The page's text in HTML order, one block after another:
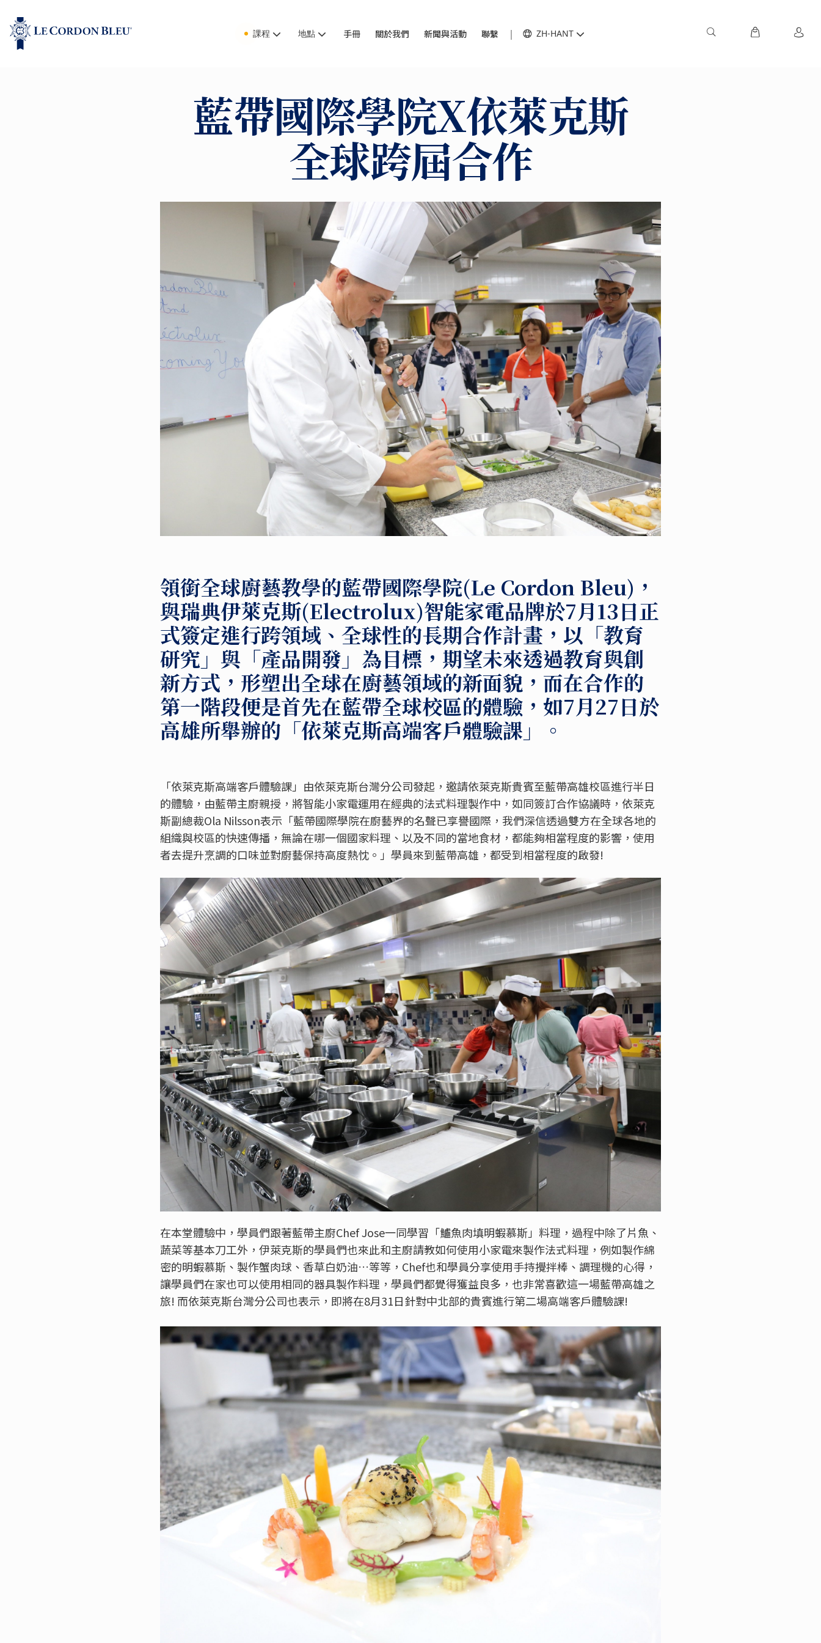
課程 地點 手冊 關於我們 新聞與活動 聯繫 ZH-HANT
藍帶國際學院X依萊克斯
全球跨屆合作
領銜全球廚藝教學的藍帶國際學院(Le Cordon Bleu)，
與瑞典伊萊克斯(Electrolux)智能家電品牌於7月13日正
式簽定進行跨領域、全球性的長期合作計畫，以「教育
研究」與「產品開發」為目標，期望未來透過教育與創
新方式，形塑出全球在廚藝領域的新面貌，而在合作的
第一階段便是首先在藍帶全球校區的體驗，如7月27日於
高雄所舉辦的「依萊克斯高端客戶體驗課」。
「依萊克斯高端客戶體驗課」由依萊克斯台灣分公司發起，邀請依萊克斯貴賓至藍帶高雄校區進行半日
的體驗，由藍帶主廚親授，將智能小家電運用在經典的法式料理製作中，如同簽訂合作協議時，依萊克
斯副總裁Ola Nilsson表示「藍帶國際學院在廚藝界的名聲已享譽國際，我們深信透過雙方在全球各地的
組織與校區的快速傳播，無論在哪一個國家料理、以及不同的當地食材，都能夠相當程度的影響，使用
者去提升烹調的口味並對廚藝保持高度熱忱。」學員來到藍帶高雄，都受到相當程度的啟發!
在本堂體驗中，學員們跟著藍帶主廚Chef Jose一同學習「鱸魚肉填明蝦慕斯」料理，過程中除了片魚、
蔬菜等基本刀工外，伊萊克斯的學員們也來此和主廚請教如何使用小家電來製作法式料理，例如製作綿
密的明蝦慕斯、製作蟹肉球、香草白奶油…等等，Chef也和學員分享使用手持攪拌棒、調理機的心得，
讓學員們在家也可以使用相同的器具製作料理，學員們都覺得獲益良多，也非常喜歡這一場藍帶高雄之
旅! 而依萊克斯台灣分公司也表示，即將在8月31日針對中北部的貴賓進行第二場高端客戶體驗課!